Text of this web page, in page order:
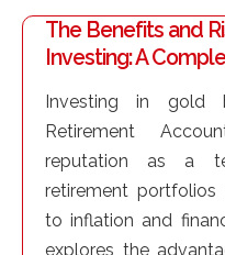
The Benefits and
Investing: A
Investing in gold
Retirement
reputation as a
retirement portfolios
to inflation and
explores the